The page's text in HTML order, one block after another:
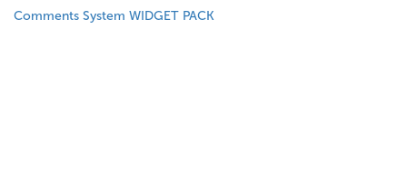
Comments System WIDGET PACK